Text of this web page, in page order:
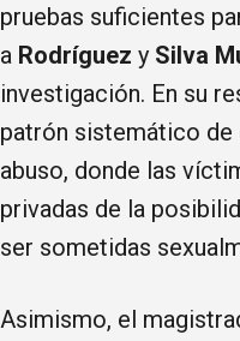
pruebas suficientes
a Rodríguez y Silva
investigación. En su
patrón sistemático
abuso, donde las
privadas de la
ser sometidas
Asimismo, el